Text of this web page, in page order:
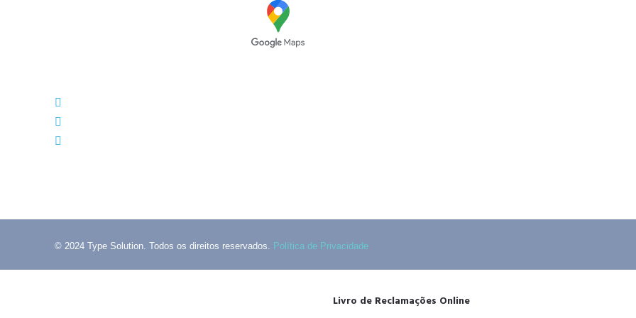
© 2024 Type Solution. Todos os direitos reservados. Política de Privacidade
Livro de Reclamações Online